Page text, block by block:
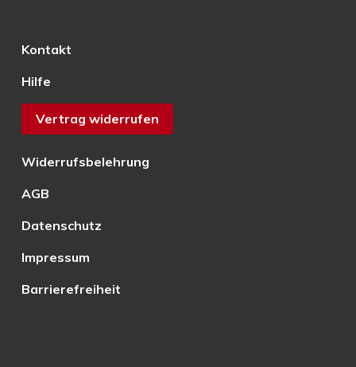
Kontakt
Hilfe
Vertrag widerrufen
Widerrufsbelehrung
AGB
Datenschutz
Impressum
Barrierefreiheit